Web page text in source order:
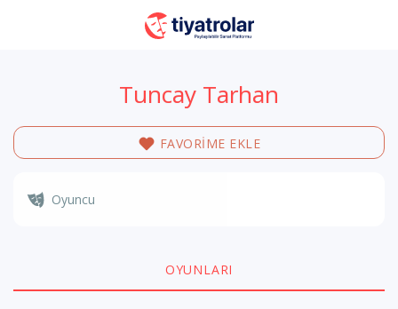
Tuncay Tarhan
FAVORİME EKLE
Oyuncu
OYUNLARI